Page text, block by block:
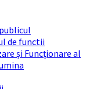
de functii
și Funcționare al